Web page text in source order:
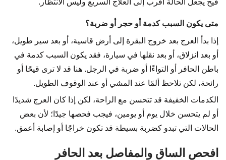
قيح يجعل الحالة أقرب إلى العلاج السريع وليس الانتظار.
متى يكون السبب كدمة أو حجر أو ضربة؟
إذا بدأ العرج بعد خروج البقرة إلى أرض قاسية، أو بعد سير طويل،
أو بعد انزلاق، أو بعد نقلها في سيارة، فقد يكون السبب كدمة في
باطن الحافر أو التواءًا أو ضربة في الرجل. هنا قد لا ترى قيحًا أو
رائحة، لكن تلاحظ ألمًا عند المشي أو عند الوقوف الطويل.
الكدمات الخفيفة قد تتحسن مع الراحة، لكن إذا كان العرج شديدًا
أو لم يتحسن خلال يوم أو يومين، فيجب فحصها جيدًا؛ لأن بعض
الحالات التي تبدو كضربة بسيطة قد تكون خراجًا أو إصابة أعمق.
افحص الساق والمفاصل بعد الحافر